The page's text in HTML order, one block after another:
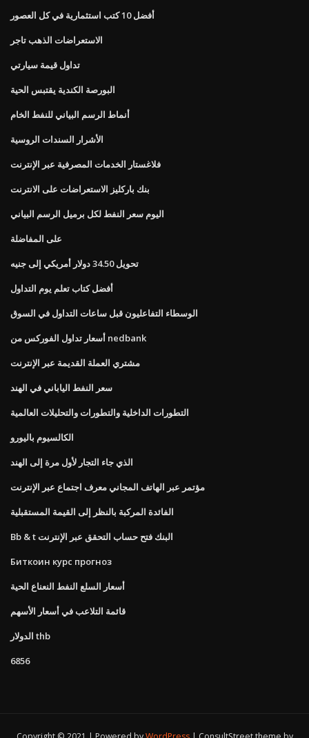
أفضل 10 كتب استثمارية في كل العصور
الاستعراضات الذهب تاجر
تداول قيمة سيارتي
البورصة الكندية يقتبس الحية
أنماط الرسم البياني للنفط الخام
الأشرار السندات الروسية
فلاغستار الخدمات المصرفية عبر الإنترنت
بنك باركليز الاستعراضات على الانترنت
اليوم سعر النفط لكل برميل الرسم البياني
على المفاضلة
تحويل 34.50 دولار أمريكي إلى جنيه
أفضل كتاب تعلم يوم التداول
الوسطاء التفاعليون قبل ساعات التداول في السوق
أسعار تداول الفوركس من nedbank
مشتري العملة القديمة عبر الإنترنت
سعر النفط الياباني في الهند
التطورات الداخلية والتطورات والتحليلات العالمية
الكالسيوم باليورو
الذي جاء التجار لأول مرة إلى الهند
مؤتمر عبر الهاتف المجاني معرف اجتماع عبر الإنترنت
الفائدة المركبة بالنظر إلى القيمة المستقبلية
Bb & t البنك فتح حساب التحقق عبر الإنترنت
Биткоин курс прогноз
أسعار السلع النفط النعناع الحية
قائمة التلاعب في أسعار الأسهم
الدولار thb
6856